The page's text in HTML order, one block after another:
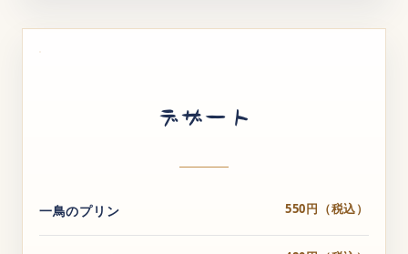
デザート
一鳥のプリン 550円（税込）